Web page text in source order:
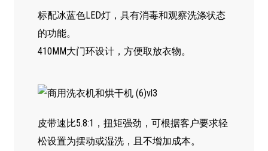
标配冰蓝色LED灯，具有消毒和观察洗涤状态
的功能。
410MM大门环设计，方便取放衣物。
皮带速比5.8:1，扭矩强劲，可根据客户要求轻
松设置为摆动或湿洗，且不增加成本。